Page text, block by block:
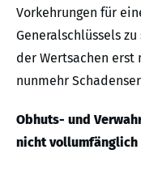
Vorkehrungen für
Generalschlüssels
der Wertsachen erst
nunmehr
Obhuts- und
nicht vollumfänglich